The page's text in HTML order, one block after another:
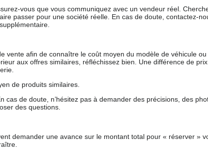
vous que vous communiquez avec un vendeur réel.
passer pour une société réelle. En cas de doute, contactez-
vente afin de connaître le coût moyen du modèle de véhicule
aux offres similaires, réfléchissez bien. Une différence de
de produits similaires.
de doute, n’hésitez pas à demander des précisions, des
des questions.
demander une avance sur le montant total pour « réserver »